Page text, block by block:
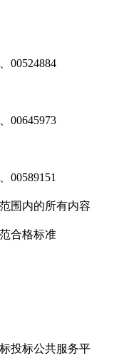
00524884
00645973
00589151
围内的所有内容
合格标准
投标公共服务平